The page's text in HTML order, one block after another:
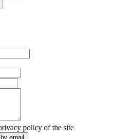
policy of the site
email